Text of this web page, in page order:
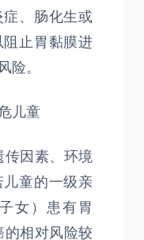
、肠化生或
止胃黏膜进
险。
儿童
传因素、环境
儿童的一级亲
女）患有胃
的相对风险较